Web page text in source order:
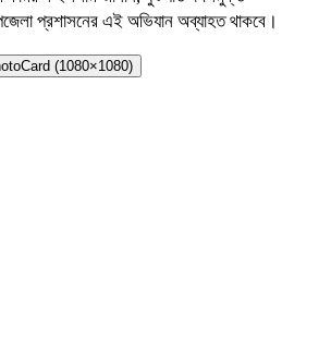
প্রশাসনের এই অভিযান অব্যাহত থাকবে।
(1080×1080)